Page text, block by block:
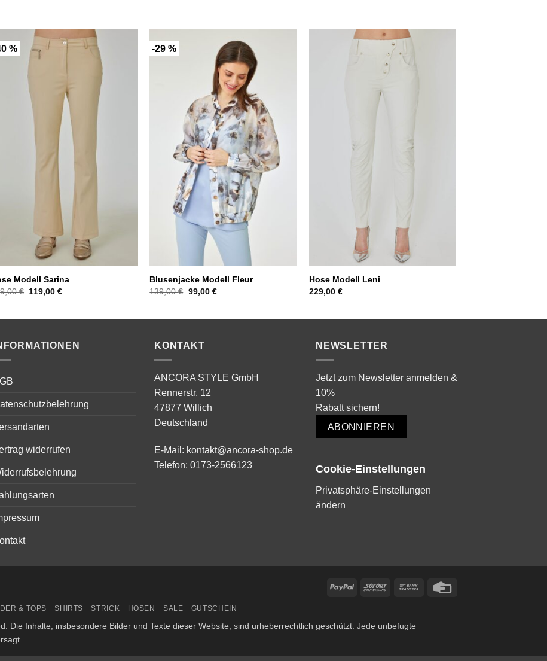
%
Modell Sarina
€ Ursprünglicher
119,00€Aktueller
-29 %
Blusenjacke Modell Fleur
139,00€ Ursprünglicher
99,00 €Aktueller
Hose Modell Leni
229,00 €
widerrufen
KONTAKT
ANCORA STYLE GmbH
Rennerstr. 12
47877 Willich
Deutschland
E-Mail: kontakt@ancora-shop.de
Telefon: 0173-2566123
NEWSLETTER
Jetzt zum Newsletter anmelden &
10%
Rabatt sichern!
ABONNIEREN
Cookie-Einstellungen
Privatsphäre-Einstellungen
ändern
PayPal Sofort
Bank
& TOPS SHIRTS STRICK HOSEN SALE GUTSCHEIN
Die Inhalte, insbesondere Bilder und Texte dieser Website, sind urheberrechtlich geschützt. Jede unbefugte